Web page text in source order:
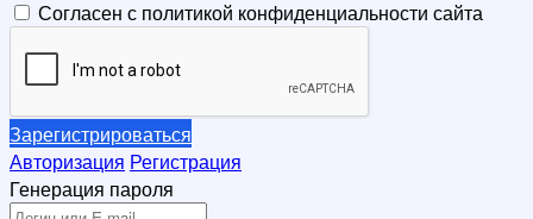
Согласен с политикой конфиденциальности сайта
Зарегистрироваться
Авторизация Регистрация
Генерация пароля